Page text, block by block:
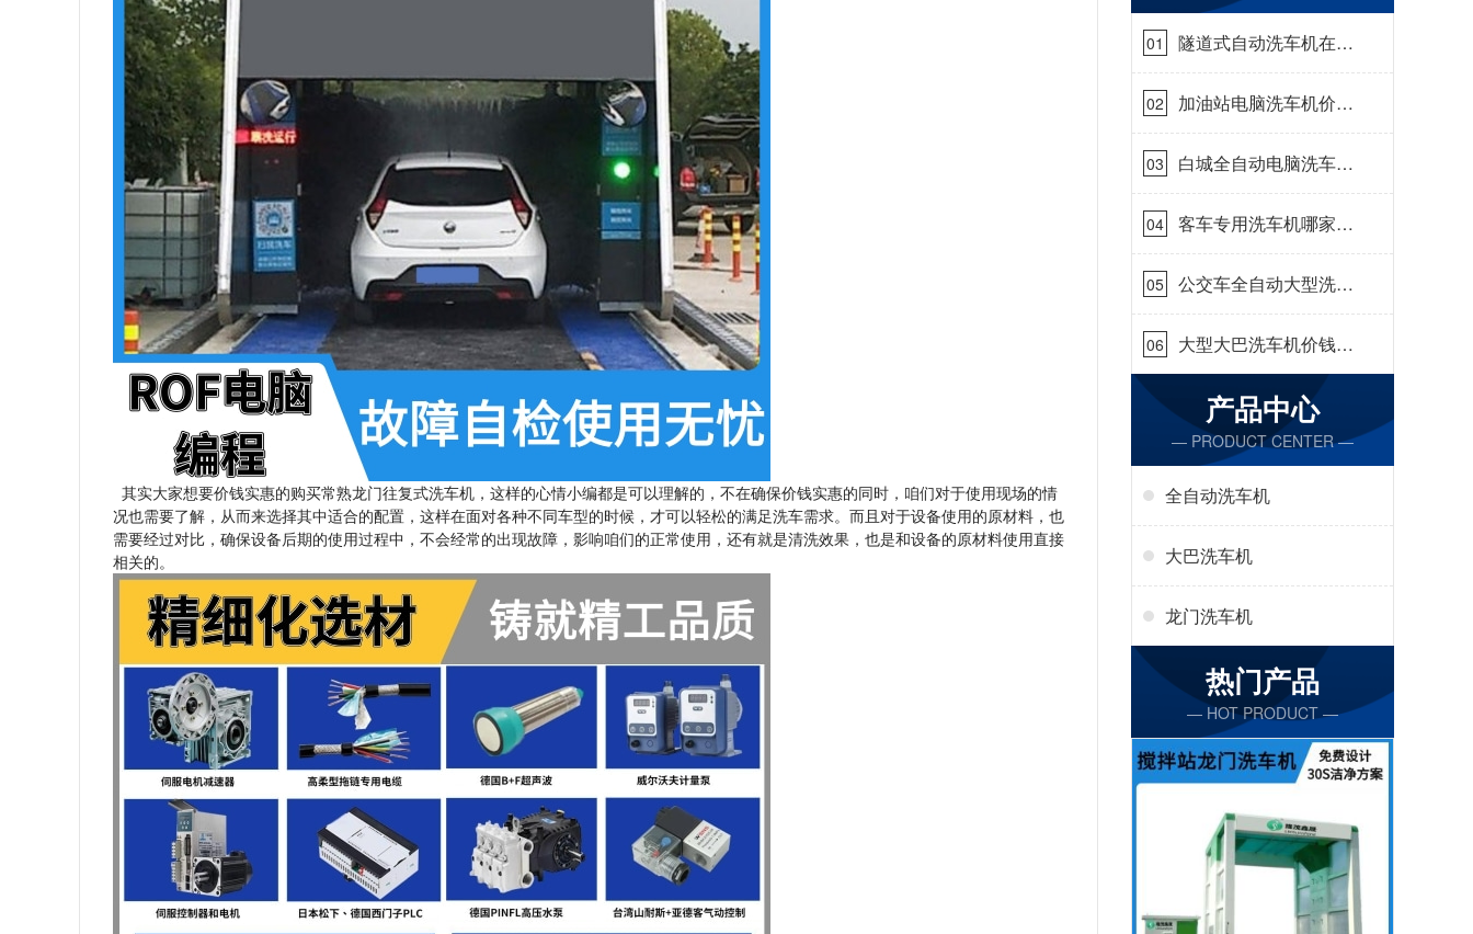
其实大家想要价钱实惠的购买常熟龙门往复式洗车机，这样的心情小编都是可以理解的，不在确保价钱实惠的同时，咱们对于使用现场的情
况也需要了解，从而来选择其中适合的配置，这样在面对各种不同车型的时候，才可以轻松的满足洗车需求。而且对于设备使用的原材料，也
需要经过对比，确保设备后期的使用过程中，不会经常的出现故障，影响咱们的正常使用，还有就是清洗效果，也是和设备的原材料使用直接
相关的。
01
隧道式自动洗车机在哪
里购买[隆茂鑫晟]
02
加油站电脑洗车机价格
怎么样[隆茂鑫晟]
03
白城全自动电脑洗车
机-ADV防冻冬季正常
使用[隆茂鑫晟]
04
客车专用洗车机哪家的
好[隆茂鑫晟]
05
公交车全自动大型洗车
机什么价钱[隆茂鑫晟]
06
大型大巴洗车机价钱怎
么样[隆茂鑫晟]
产品中心
— PRODUCT CENTER —
全自动洗车机
大巴洗车机
龙门洗车机
热门产品
— HOT PRODUCT —